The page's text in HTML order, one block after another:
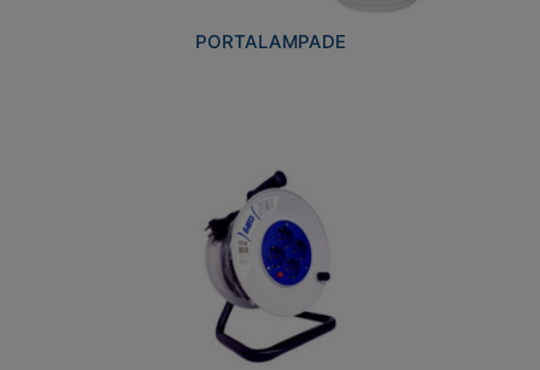
PORTALAMPADE